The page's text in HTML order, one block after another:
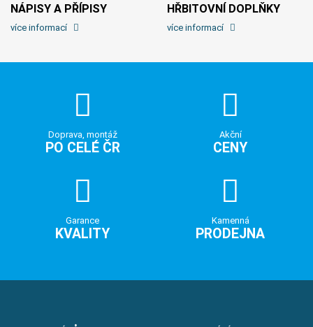
NÁPISY A PŘÍPISY
více informací
HŘBITOVNÍ DOPLŇKY
více informací
Doprava, montáž
PO CELÉ ČR
Akční
CENY
Garance
KVALITY
Kamenná
PRODEJNA